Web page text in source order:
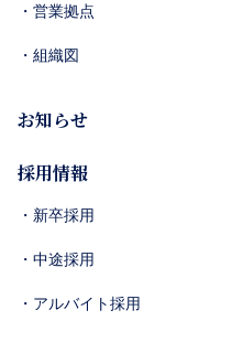
・営業拠点
・組織図
お知らせ
採用情報
・新卒採用
・中途採用
・アルバイト採用